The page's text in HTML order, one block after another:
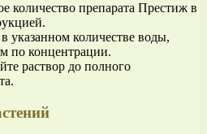
количество препарата Престиж в
указанном количестве воды,
по концентрации.
раствор до полного